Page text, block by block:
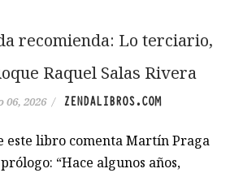
recomienda: Lo terciario,
Raquel Salas Rivera
06, 2026 / ZENDALIBROS.COM
este libro comenta Martín Praga
“Hace algunos años,